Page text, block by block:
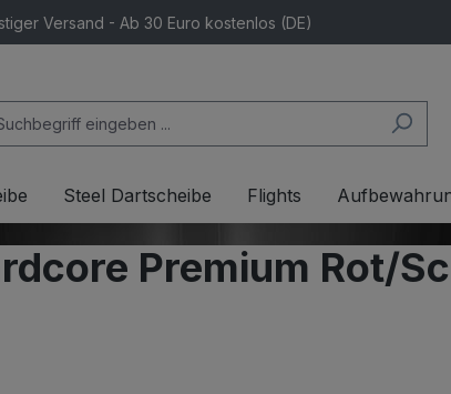
Versand - Ab 30 Euro kostenlos (DE)
Steel Dartscheibe Flights
Premium Rot/